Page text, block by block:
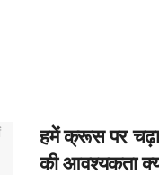
हमें क्रूस पर
की आवश्यकता